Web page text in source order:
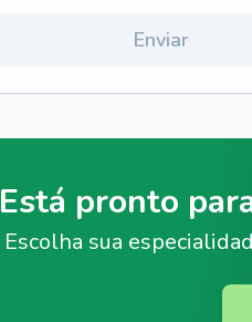
Enviar
Está pronto
Escolha sua